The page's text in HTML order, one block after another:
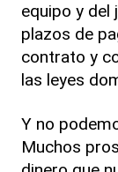
equipo y del
plazos de
contrato y
las leyes
Y no
Muchos